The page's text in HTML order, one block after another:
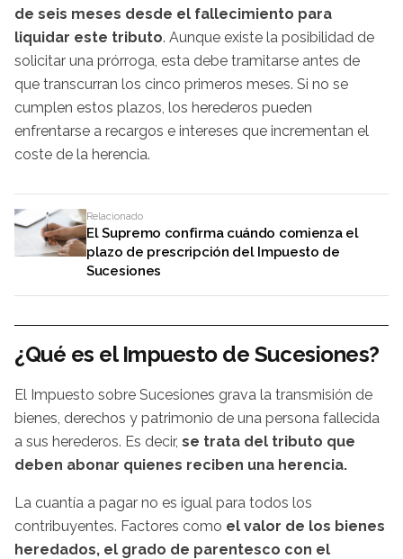
de seis meses desde el fallecimiento para
liquidar este tributo. Aunque existe la posibilidad de
solicitar una prórroga, esta debe tramitarse antes de
que transcurran los cinco primeros meses. Si no se
cumplen estos plazos, los herederos pueden
enfrentarse a recargos e intereses que incrementan el
coste de la herencia.
Relacionado
El Supremo confirma cuándo comienza el
plazo de prescripción del Impuesto de
Sucesiones
¿Qué es el Impuesto de Sucesiones?
El Impuesto sobre Sucesiones grava la transmisión de
bienes, derechos y patrimonio de una persona fallecida
a sus herederos. Es decir, se trata del tributo que
deben abonar quienes reciben una herencia.
La cuantía a pagar no es igual para todos los
contribuyentes. Factores como el valor de los bienes
heredados, el grado de parentesco con el